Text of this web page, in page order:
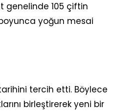
genelinde 105 çiftin
yoğun mesai
tercih etti. Böylece
birleştirerek yeni bir